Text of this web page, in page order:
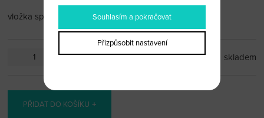
vložka spínací skřínky BMW pro HU92
ks skladem
PŘIDAT DO KOŠÍKU
Souhlasím a pokračovat
Přizpůsobit nastavení